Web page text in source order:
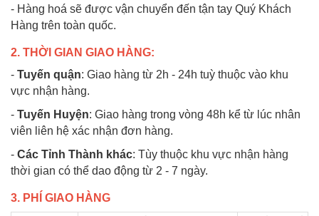
- Hàng hoá sẽ được vận chuyển đến tận tay Quý Khách
Hàng trên toàn quốc.
2. THỜI GIAN GIAO HÀNG:
- Tuyến quận: Giao hàng từ 2h - 24h tuỳ thuộc vào khu
vực nhận hàng.
- Tuyến Huyện: Giao hàng trong vòng 48h kể từ lúc nhân
viên liên hệ xác nhận đơn hàng.
- Các Tỉnh Thành khác: Tùy thuộc khu vực nhận hàng
thời gian có thể dao động từ 2 - 7 ngày.
3. PHÍ GIAO HÀNG